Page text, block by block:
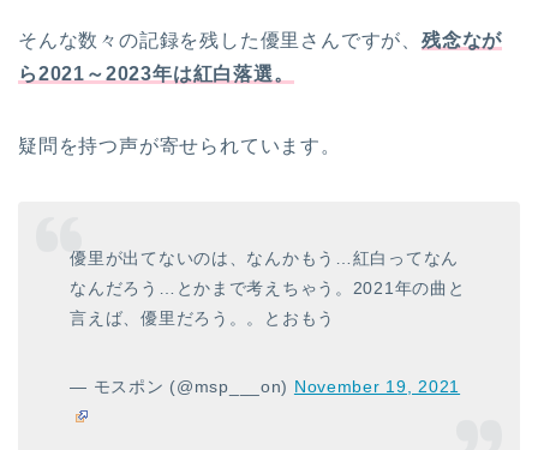
そんな数々の記録を残した優里さんですが、 残念なが
ら2021～2023年は紅白落選。
疑問を持つ声が寄せられています。
優里が出てないのは、なんかもう…紅白ってなん
なんだろう…とかまで考えちゃう。2021年の曲と
言えば、優里だろう。。とおもう
— モスポン (@msp___on) November 19, 2021